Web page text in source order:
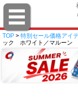
TOP > 特別セール価格アイ
ック ホワイト／マルーン